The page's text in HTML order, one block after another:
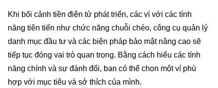
Khi bối cảnh tiền điện tử phát triển, các ví với các tính
năng tiên tiến như chức năng chuỗi chéo, công cụ quản lý
danh mục đầu tư và các biện pháp bảo mật nâng cao sẽ
tiếp tục đóng vai trò quan trọng. Bằng cách hiểu các tính
năng chính và sự đánh đổi, bạn có thể chọn một ví phù
hợp với mục tiêu và sở thích của mình.